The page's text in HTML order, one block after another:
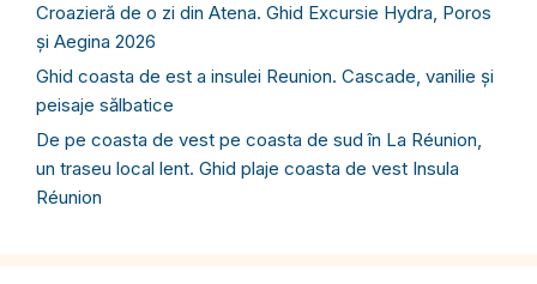
Croazieră de o zi din Atena. Ghid Excursie Hydra, Poros
și Aegina 2026
Ghid coasta de est a insulei Reunion. Cascade, vanilie și
peisaje sălbatice
De pe coasta de vest pe coasta de sud în La Réunion,
un traseu local lent. Ghid plaje coasta de vest Insula
Réunion